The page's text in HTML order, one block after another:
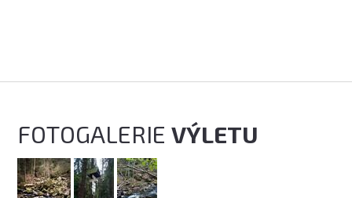
FOTOGALERIEVÝLETU